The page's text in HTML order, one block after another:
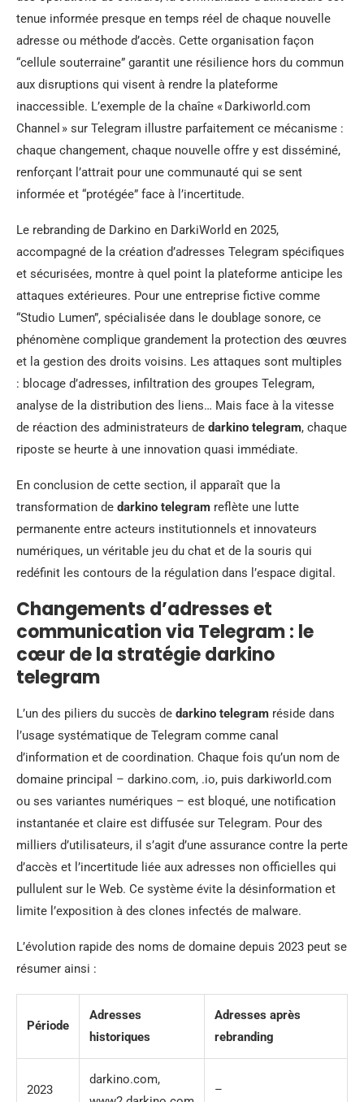
tenue informée presque en temps réel de chaque nouvelle
adresse ou méthode d’accès. Cette organisation façon
“cellule souterraine” garantit une résilience hors du commun
aux disruptions qui visent à rendre la plateforme
inaccessible. L’exemple de la chaîne « Darkiworld.com
Channel » sur Telegram illustre parfaitement ce mécanisme :
chaque changement, chaque nouvelle offre y est disséminé,
renforçant l’attrait pour une communauté qui se sent
informée et “protégée” face à l’incertitude.
Le rebranding de Darkino en DarkiWorld en 2025,
accompagné de la création d’adresses Telegram spécifiques
et sécurisées, montre à quel point la plateforme anticipe les
attaques extérieures. Pour une entreprise fictive comme
“Studio Lumen”, spécialisée dans le doublage sonore, ce
phénomène complique grandement la protection des œuvres
et la gestion des droits voisins. Les attaques sont multiples
: blocage d’adresses, infiltration des groupes Telegram,
analyse de la distribution des liens… Mais face à la vitesse
de réaction des administrateurs de darkino telegram, chaque
riposte se heurte à une innovation quasi immédiate.
En conclusion de cette section, il apparaît que la
transformation de darkino telegram reflète une lutte
permanente entre acteurs institutionnels et innovateurs
numériques, un véritable jeu du chat et de la souris qui
redéfinit les contours de la régulation dans l’espace digital.
Changements d’adresses et
communication via Telegram : le
cœur de la stratégie darkino
telegram
L’un des piliers du succès de darkino telegram réside dans
l’usage systématique de Telegram comme canal
d’information et de coordination. Chaque fois qu’un nom de
domaine principal – darkino.com, .io, puis darkiworld.com
ou ses variantes numériques – est bloqué, une notification
instantanée et claire est diffusée sur Telegram. Pour des
milliers d’utilisateurs, il s’agit d’une assurance contre la perte
d’accès et l’incertitude liée aux adresses non officielles qui
pullulent sur le Web. Ce système évite la désinformation et
limite l’exposition à des clones infectés de malware.
L’évolution rapide des noms de domaine depuis 2023 peut se
résumer ainsi :
Période
Adresses
historiques
Adresses après
rebranding
2023
darkino.com,
–